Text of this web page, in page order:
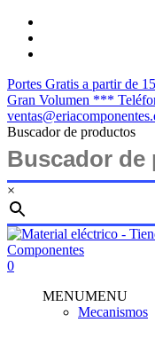
Saltar
contenido
Portes Gratis a partir de
Gran Volumen ***
Buscador de productos
×
Cerrar
búsqueda
buscar
account
0
MENUMENU
Mecanismos